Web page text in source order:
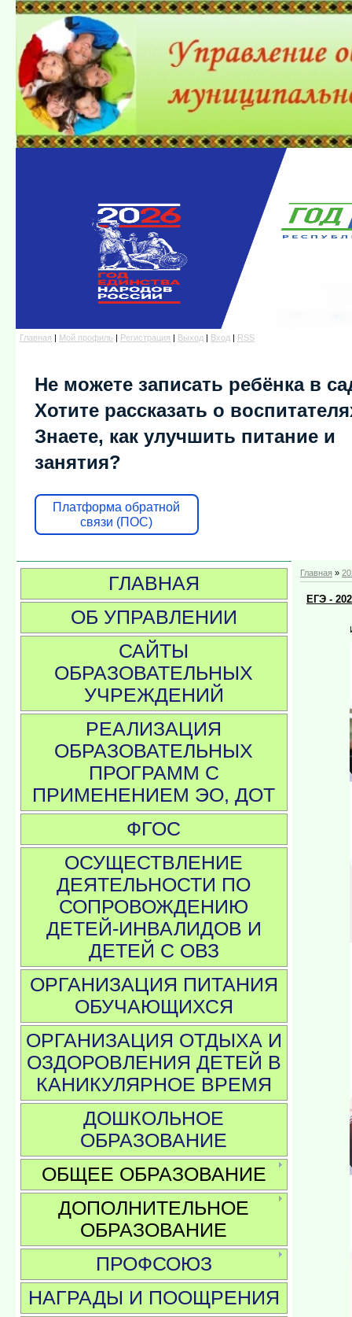
Главная | Мой профиль | Регистрация | Выход | Вход | RSS
Не можете записать ребёнка в
Хотите рассказать о
Знаете, как улучшить питание и
занятия?
Платформа обратной
связи (ПОС)
ГЛАВНАЯ
ОБ УПРАВЛЕНИИ
САЙТЫ
ОБРАЗОВАТЕЛЬНЫХ
УЧРЕЖДЕНИЙ
РЕАЛИЗАЦИЯ
ОБРАЗОВАТЕЛЬНЫХ
ПРОГРАММ С
ПРИМЕНЕНИЕМ ЭО, ДОТ
ФГОС
ОСУЩЕСТВЛЕНИЕ
ДЕЯТЕЛЬНОСТИ ПО
СОПРОВОЖДЕНИЮ
ДЕТЕЙ-ИНВАЛИДОВ И
ДЕТЕЙ С ОВЗ
ОРГАНИЗАЦИЯ ПИТАНИЯ
ОБУЧАЮЩИХСЯ
ОРГАНИЗАЦИЯ ОТДЫХА И
ОЗДОРОВЛЕНИЯ ДЕТЕЙ В
КАНИКУЛЯРНОЕ ВРЕМЯ
ДОШКОЛЬНОЕ
ОБРАЗОВАНИЕ
ОБЩЕЕ ОБРАЗОВАНИЕ
ДОПОЛНИТЕЛЬНОЕ
ОБРАЗОВАНИЕ
ПРОФСОЮЗ
НАГРАДЫ И ПООЩРЕНИЯ
Главная »
ЕГЭ -